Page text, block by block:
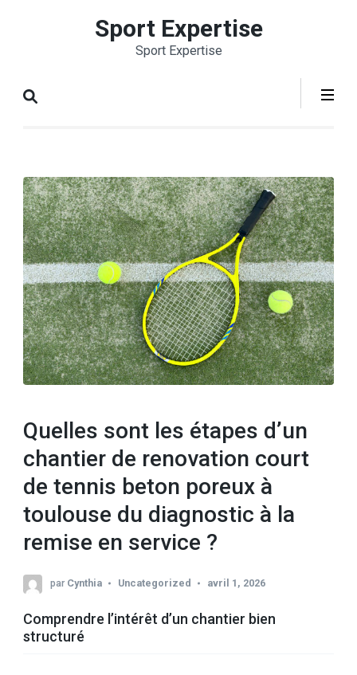
Entrée)
Sport Expertise
Sport Expertise
Quelles sont les étapes d’un
chantier de renovation court
de tennis beton poreux à
toulouse du diagnostic à la
remise en service ?
par Cynthia Uncategorized avril 1, 2026
Comprendre l’intérêt d’un chantier bien
structuré